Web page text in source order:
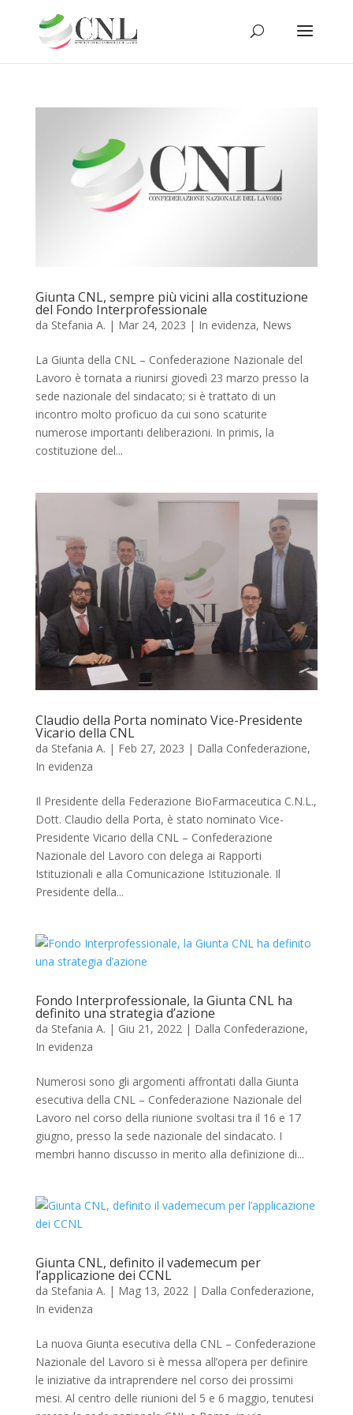
Giunta CNL, sempre più vicini alla costituzione
del Fondo Interprofessionale
da Stefania A. | Mar 24, 2023 | In evidenza, News
La Giunta della CNL – Confederazione Nazionale del
Lavoro è tornata a riunirsi giovedì 23 marzo presso la
sede nazionale del sindacato; si è trattato di un
incontro molto proficuo da cui sono scaturite
numerose importanti deliberazioni. In primis, la
costituzione del...
Claudio della Porta nominato Vice-Presidente
Vicario della CNL
da Stefania A. | Feb 27, 2023 | Dalla Confederazione,
In evidenza
Il Presidente della Federazione BioFarmaceutica C.N.L.,
Dott. Claudio della Porta, è stato nominato Vice-
Presidente Vicario della CNL – Confederazione
Nazionale del Lavoro con delega ai Rapporti
Istituzionali e alla Comunicazione Istituzionale. Il
Presidente della...
Fondo Interprofessionale, la Giunta CNL ha
definito una strategia d’azione
da Stefania A. | Giu 21, 2022| Dalla Confederazione,
In evidenza
Numerosi sono gli argomenti affrontati dalla Giunta
esecutiva della CNL – Confederazione Nazionale del
Lavoro nel corso della riunione svoltasi tra il 16 e 17
giugno, presso la sede nazionale del sindacato. I
membri hanno discusso in merito alla definizione di...
Giunta CNL, definito il vademecum per
l’applicazione dei CCNL
da Stefania A. | Mag 13, 2022| Dalla Confederazione,
In evidenza
La nuova Giunta esecutiva della CNL – Confederazione
Nazionale del Lavoro si è messa all’opera per definire
le iniziative da intraprendere nel corso dei prossimi
mesi. Al centro delle riunioni del 5 e 6 maggio, tenutesi